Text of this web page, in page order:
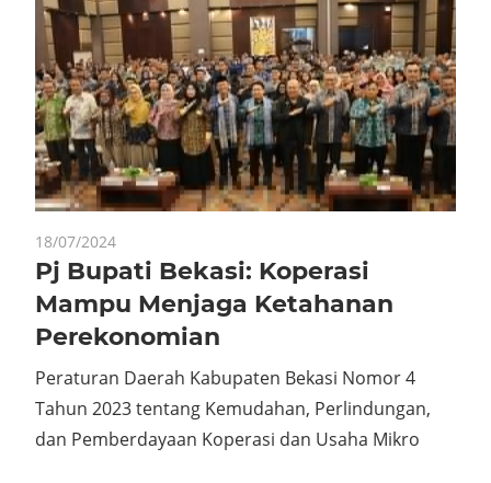
18/07/2024
Pj Bupati Bekasi: Koperasi
Mampu Menjaga Ketahanan
Perekonomian
Peraturan Daerah Kabupaten Bekasi Nomor 4
Tahun 2023 tentang Kemudahan, Perlindungan,
dan Pemberdayaan Koperasi dan Usaha Mikro